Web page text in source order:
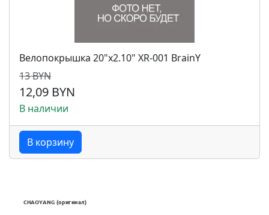
Велопокрышка 20"x2.10" XR-001 BrainY
13 BYN
12,09 BYN
В наличии
В корзину